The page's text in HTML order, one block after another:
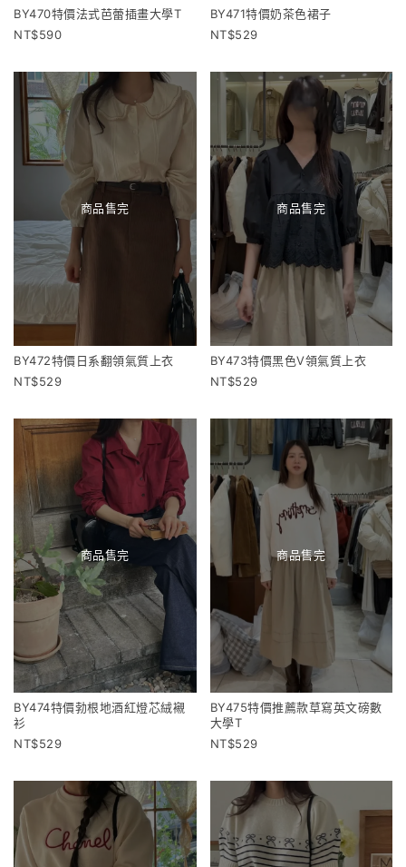
BY470特價法式芭蕾插畫大學T
590
BY471特價奶茶色裙子
529
商品售完
BY472特價日系翻領氣質上衣
529
商品售完
BY473特價黑色V領氣質上衣
529
商品售完
BY474特價勃根地酒紅燈芯絨襯
衫
529
商品售完
BY475特價推薦款草寫英文磅數
大學T
529